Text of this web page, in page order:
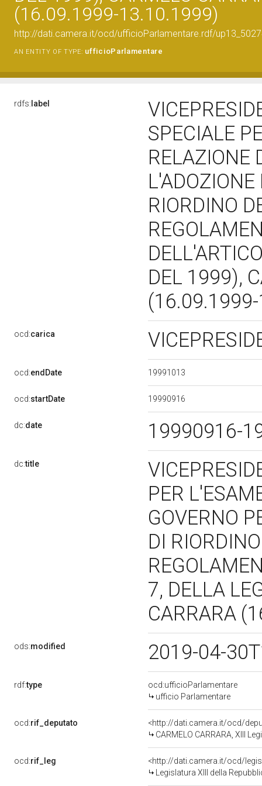
(16.09.1999-13.10.1999)
http://dati.camera.it/ocd/ufficioParlamentare.rdf/
AN ENTITY OF TYPE: ufficioParlamentare
rdfs: label
SPECIALE
RELAZIONE
RIORDINO
DEL 1999),
ocd:carica
ocd:endDate 19991013
ocd:startDate 19990916
dc:date 19990916-
dc:title
PER
GOVERNO
DI
7, DELLA
CARRARA
ods:modified 2019-04-
rdf:type
ocd:ufficioParlamentare
ufficio Parlamentare
ocd:rif_deputato
<http://dati.camera.it/ocd/
CARMELO CARRARA, XIII
ocd:rif_leg
<http://dati.camera.it/ocd/
Legislatura XIII della